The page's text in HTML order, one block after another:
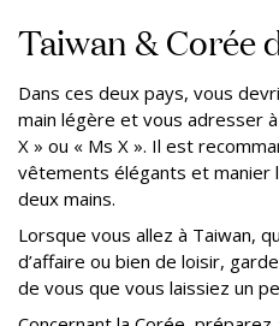
Taiwan & Corée
Dans ces deux pays, vous
main légère et vous adresser
X » ou « Ms X ». Il est
vêtements élégants et manier
deux mains.
Lorsque vous allez à Taiwan,
d’affaire ou bien de loisir,
de vous que vous laissiez un